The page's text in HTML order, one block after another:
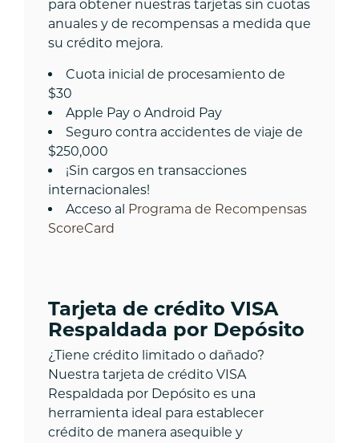
para obtener nuestras tarjetas sin cuotas
anuales y de recompensas a medida que
su crédito mejora.
Cuota inicial de procesamiento de
$30
Apple Pay o Android Pay
Seguro contra accidentes de viaje de
$250,000
¡Sin cargos en transacciones
internacionales!
Acceso al
Programa de Recompensas
ScoreCard
Tarjeta de crédito VISA
Respaldada por Depósito
¿Tiene crédito limitado o dañado?
Nuestra tarjeta de crédito VISA
Respaldada por Depósito es una
herramienta ideal para establecer
crédito de manera asequible y